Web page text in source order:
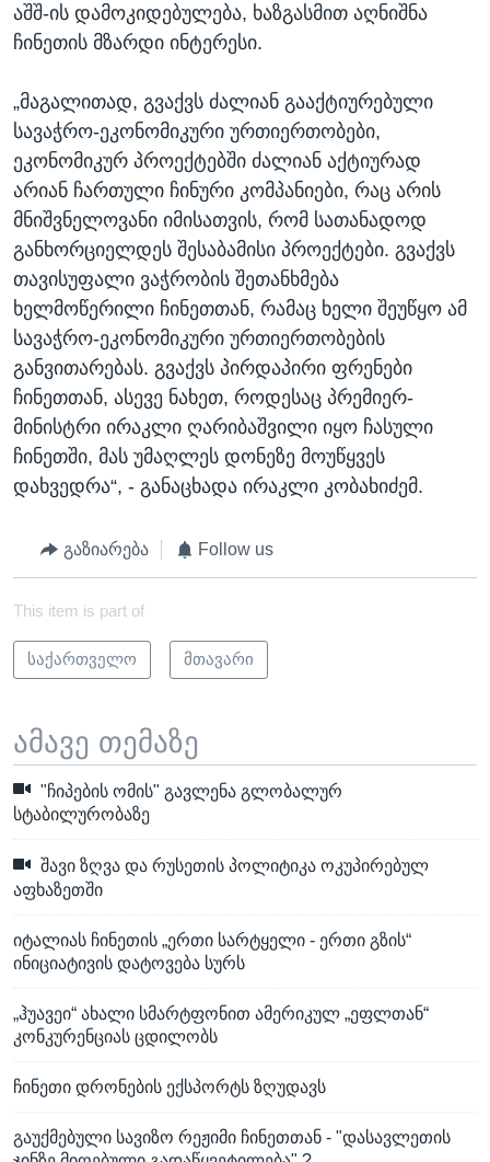
აშშ-ის დამოკიდებულება, ხაზგასმით აღნიშნა
ჩინეთის მზარდი ინტერესი.
„მაგალითად, გვაქვს ძალიან გააქტიურებული
სავაჭრო-ეკონომიკური ურთიერთობები,
ეკონომიკურ პროექტებში ძალიან აქტიურად
არიან ჩართული ჩინური კომპანიები, რაც არის
მნიშვნელოვანი იმისათვის, რომ სათანადოდ
განხორციელდეს შესაბამისი პროექტები. გვაქვს
თავისუფალი ვაჭრობის შეთანხმება
ხელმოწერილი ჩინეთთან, რამაც ხელი შეუწყო ამ
სავაჭრო-ეკონომიკური ურთიერთობების
განვითარებას. გვაქვს პირდაპირი ფრენები
ჩინეთთან, ასევე ნახეთ, როდესაც პრემიერ-
მინისტრი ირაკლი ღარიბაშვილი იყო ჩასული
ჩინეთში, მას უმაღლეს დონეზე მოუწყვეს
დახვედრა“, - განაცხადა ირაკლი კობახიძემ.
გაზიარება Follow us
This item is part of
საქართველო მთავარი
ამავე თემაზე
"ჩიპების ომის" გავლენა გლობალურ
სტაბილურობაზე
შავი ზღვა და რუსეთის პოლიტიკა ოკუპირებულ
აფხაზეთში
იტალიას ჩინეთის „ერთი სარტყელი - ერთი გზის“
ინიციატივის დატოვება სურს
„ჰუავეი“ ახალი სმარტფონით ამერიკულ „ეფლთან“
კონკურენციას ცდილობს
ჩინეთი დრონების ექსპორტს ზღუდავს
გაუქმებული სავიზო რეჟიმი ჩინეთთან - "დასავლეთის